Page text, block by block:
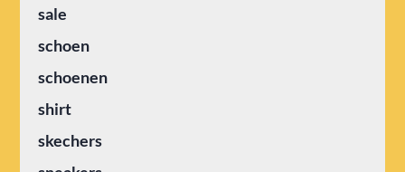
sale
schoen
schoenen
shirt
skechers